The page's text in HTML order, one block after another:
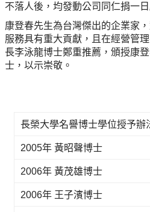
不落人後，均發動公司同仁捐一日
康登春先生為台灣傑出的企業家
服務具有重大貢獻，且在經營管
長李泳龍博士鄭重推薦，頒授康
士，以示崇敬。
長榮大學名譽博士學位授予辦
2005年 黃昭聲博士
2006年 黃茂雄博士
2006年 王子濱博士